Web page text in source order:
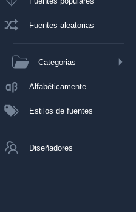
Fuentes aleatorias
Categorias
Alfabéticamente
Estilos de fuentes
Diseñadores